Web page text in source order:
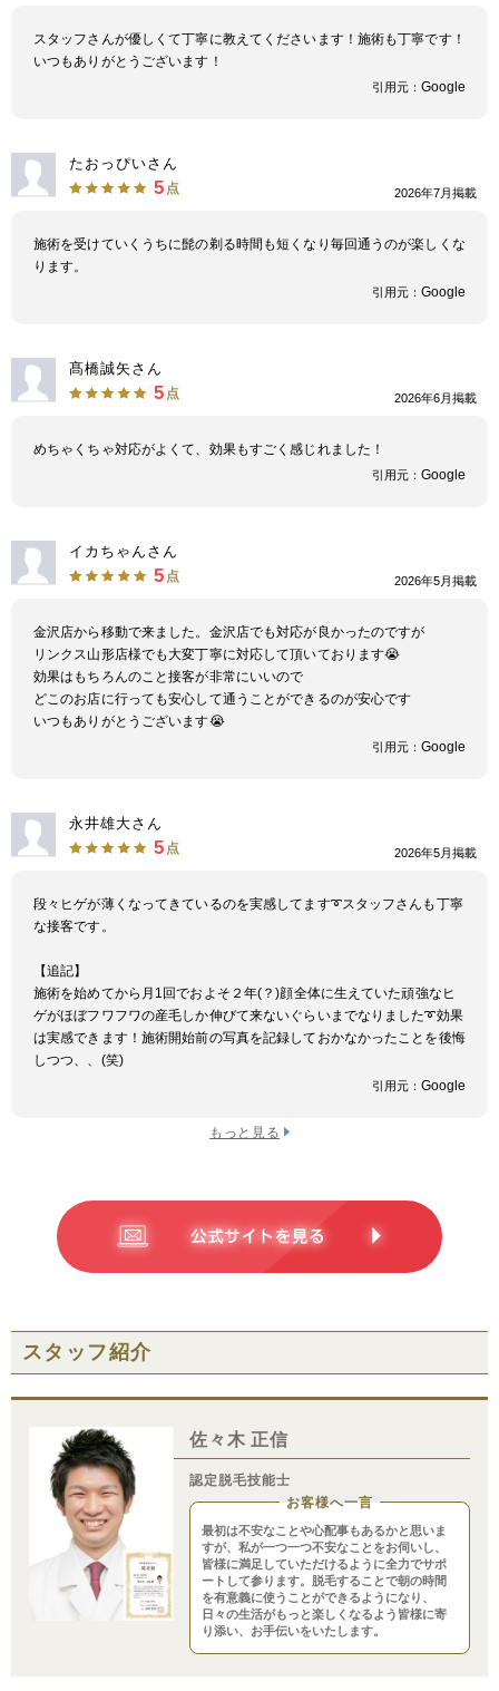
スタッフさんが優しくて丁寧に教えてくださいます！施術も丁寧です！
いつもありがとうございます！
引用元： Google
たおっぴいさん
5 点 2026年7月掲載
施術を受けていくうちに髭の剃る時間も短くなり毎回通うのが楽しくな
ります。
引用元： Google
髙橋誠矢さん
5 点 2026年6月掲載
めちゃくちゃ対応がよくて、効果もすごく感じれました！
引用元： Google
イカちゃんさん
5 点 2026年5月掲載
金沢店から移動で来ました。金沢店でも対応が良かったのですが
リンクス山形店様でも大変丁寧に対応して頂いております😭
効果はもちろんのこと接客が非常にいいので
どこのお店に行っても安心して通うことができるのが安心です
いつもありがとうございます😭
引用元： Google
永井雄大さん
5 点 2026年5月掲載
段々ヒゲが薄くなってきているのを実感してます➰スタッフさんも丁寧
な接客です。
【追記】
施術を始めてから月1回でおよそ２年(？)顔全体に生えていた頑強なヒ
ゲがほぼフワフワの産毛しか伸びて来ないぐらいまでなりました➰効果
は実感できます！施術開始前の写真を記録しておかなかったことを後悔
しつつ、、(笑)
引用元： Google
もっと見る
スタッフ紹介
佐々木 正信
認定脱毛技能士
お客様へ一言
最初は不安なことや心配事もあるかと思いま
すが、私が一つ一つ不安なことをお伺いし、
皆様に満足していただけるように全力でサポ
ートして参ります。脱毛することで朝の時間
を有意義に使うことができるようになり、
日々の生活がもっと楽しくなるよう皆様に寄
り添い、お手伝いをいたします。